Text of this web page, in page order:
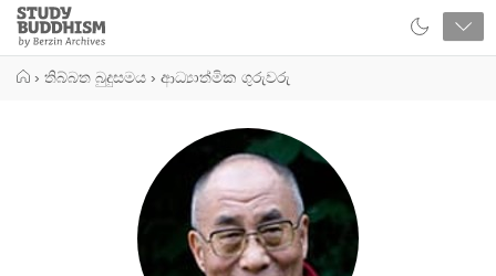
Close
Study
Buddhism
› තිබ්බත බුදුසමය › ආධ්‍යාත්මික ගුරුවරු